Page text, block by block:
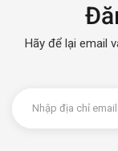
Hãy để lại email